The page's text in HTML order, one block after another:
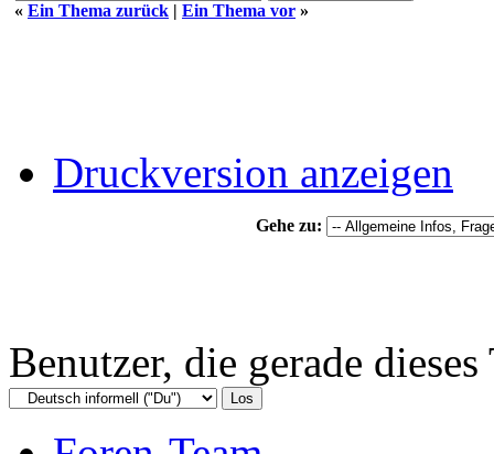
« Ein Thema zurück | Ein Thema vor »
Druckversion anzeigen
Gehe zu:
Benutzer, die gerade